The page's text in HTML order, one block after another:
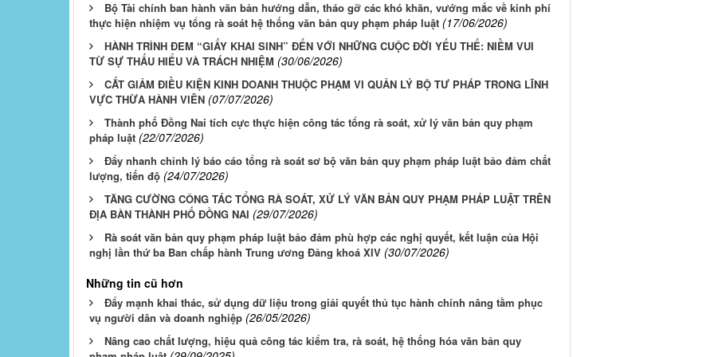
Bộ Tài chính ban hành văn bản hướng dẫn, tháo gỡ các khó khăn, vướng mắc về kinh phí
thực hiện nhiệm vụ tổng rà soát hệ thống văn bản quy phạm pháp luật (17/06/2026)
HÀNH TRÌNH ĐEM “GIẤY KHAI SINH” ĐẾN VỚI NHỮNG CUỘC ĐỜI YẾU THẾ: NIỀM VUI
TỪ SỰ THẤU HIỂU VÀ TRÁCH NHIỆM (30/06/2026)
CẮT GIẢM ĐIỀU KIỆN KINH DOANH THUỘC PHẠM VI QUẢN LÝ BỘ TƯ PHÁP TRONG LĨNH
VỰC THỪA HÀNH VIÊN (07/07/2026)
Thành phố Đồng Nai tích cực thực hiện công tác tổng rà soát, xử lý văn bản quy phạm
pháp luật (22/07/2026)
Đẩy nhanh chỉnh lý báo cáo tổng rà soát sơ bộ văn bản quy phạm pháp luật bảo đảm chất
lượng, tiến độ (24/07/2026)
TĂNG CƯỜNG CÔNG TÁC TỔNG RÀ SOÁT, XỬ LÝ VĂN BẢN QUY PHẠM PHÁP LUẬT TRÊN
ĐỊA BÀN THÀNH PHỐ ĐỒNG NAI (29/07/2026)
Rà soát văn bản quy phạm pháp luật bảo đảm phù hợp các nghị quyết, kết luận của Hội
nghị lần thứ ba Ban chấp hành Trung ương Đảng khoá XIV (30/07/2026)
Những tin cũ hơn
Đẩy mạnh khai thác, sử dụng dữ liệu trong giải quyết thủ tục hành chính nâng tầm phục
vụ người dân và doanh nghiệp (26/05/2026)
Nâng cao chất lượng, hiệu quả công tác kiểm tra, rà soát, hệ thống hóa văn bản quy